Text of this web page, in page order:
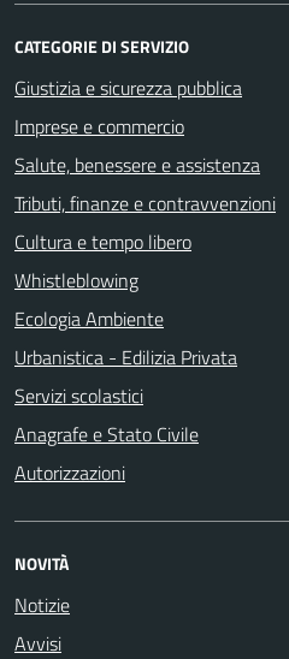
CATEGORIE DI SERVIZIO
Giustizia e sicurezza pubblica
Imprese e commercio
Salute, benessere e assistenza
Tributi, finanze e contravvenzioni
Cultura e tempo libero
Whistleblowing
Ecologia Ambiente
Urbanistica - Edilizia Privata
Servizi scolastici
Anagrafe e Stato Civile
Autorizzazioni
NOVITÀ
Notizie
Avvisi